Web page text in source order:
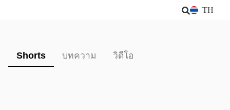
TH
Shorts บทความ วิดีโอ